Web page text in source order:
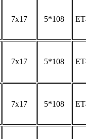
7x17 5*108
7x17 5*108
7x17 5*108